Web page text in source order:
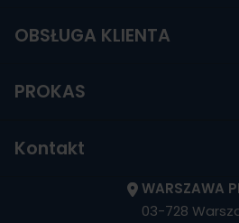
OBSŁUGA KLIENTA
PROKAS
Kontakt
WARSZAWA
03-728